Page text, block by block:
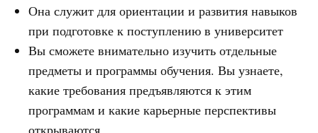
Она служит для ориентации и развития навыков
при подготовке к поступлению в университет
Вы сможете внимательно изучить отдельные
предметы и программы обучения. Вы узнаете,
какие требования предъявляются к этим
программам и какие карьерные перспективы
открываются